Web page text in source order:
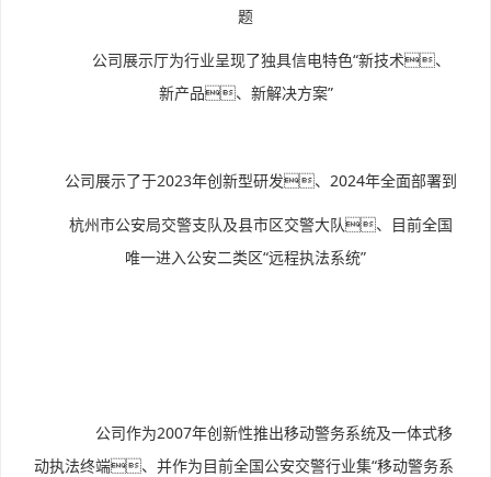
题
公司展示厅为行业呈现了独具信电特色“新技术、
新产品、新解决方案”
公司展示了于2023年创新型研发、2024年全面部署到
杭州市公安局交警支队及县市区交警大队、目前全国
唯一进入公安二类区“远程执法系统”
公司作为2007年创新性推出移动警务系统及一体式移
动执法终端、并作为目前全国公安交警行业集“移动警务系